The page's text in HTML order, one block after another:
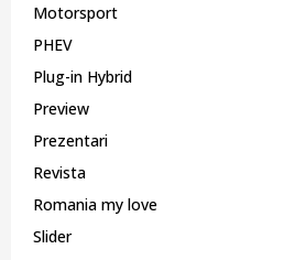
Motorsport
PHEV
Plug-in Hybrid
Preview
Prezentari
Revista
Romania my love
Slider